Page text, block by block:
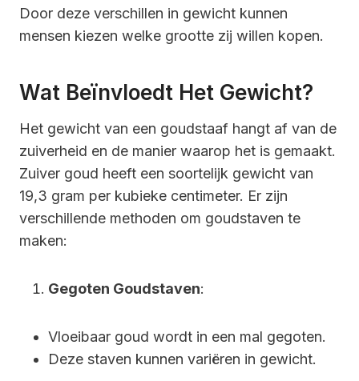
Door deze verschillen in gewicht kunnen
mensen kiezen welke grootte zij willen kopen.
Wat Beïnvloedt Het Gewicht?
Het gewicht van een goudstaaf hangt af van de
zuiverheid en de manier waarop het is gemaakt.
Zuiver goud heeft een soortelijk gewicht van
19,3 gram per kubieke centimeter. Er zijn
verschillende methoden om goudstaven te
maken:
Gegoten Goudstaven:
Vloeibaar goud wordt in een mal gegoten.
Deze staven kunnen variëren in gewicht.